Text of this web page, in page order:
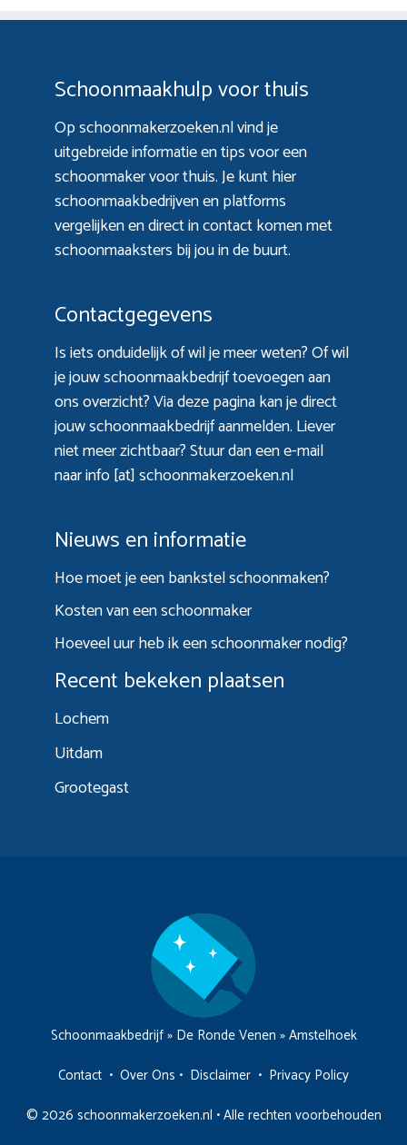
Schoonmaakhulp voor thuis
Op schoonmakerzoeken.nl vind je
uitgebreide informatie en tips voor een
schoonmaker voor thuis. Je kunt hier
schoonmaakbedrijven en platforms
vergelijken en direct in contact komen met
schoonmaaksters bij jou in de buurt.
Contactgegevens
Is iets onduidelijk of wil je meer weten? Of wil
je jouw schoonmaakbedrijf toevoegen aan
ons overzicht? Viadeze paginakan je direct
jouw schoonmaakbedrijf aanmelden. Liever
niet meer zichtbaar? Stuur dan een e-mail
naar info [at] schoonmakerzoeken.nl
Nieuws en informatie
Hoe moet je een bankstel schoonmaken?
Kosten van een schoonmaker
Hoeveel uur heb ik een schoonmaker nodig?
Recent bekeken plaatsen
Lochem
Uitdam
Grootegast
Schoonmaakbedrijf» De Ronde Venen »Amstelhoek
Contact • Over Ons • Disclaimer • Privacy Policy
© 2026 schoonmakerzoeken.nl • Alle rechten voorbehouden